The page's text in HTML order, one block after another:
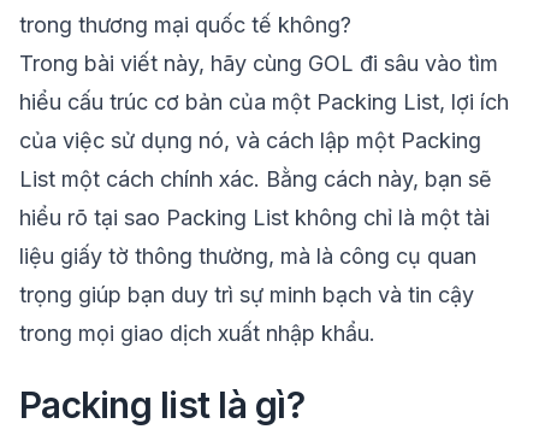
trong thương mại quốc tế không?
Trong bài viết này, hãy cùng GOL đi sâu vào tìm
hiểu cấu trúc cơ bản của một Packing List, lợi ích
của việc sử dụng nó, và cách lập một Packing
List một cách chính xác. Bằng cách này, bạn sẽ
hiểu rõ tại sao Packing List không chỉ là một tài
liệu giấy tờ thông thường, mà là công cụ quan
trọng giúp bạn duy trì sự minh bạch và tin cậy
trong mọi giao dịch xuất nhập khẩu.
Packing list là gì?